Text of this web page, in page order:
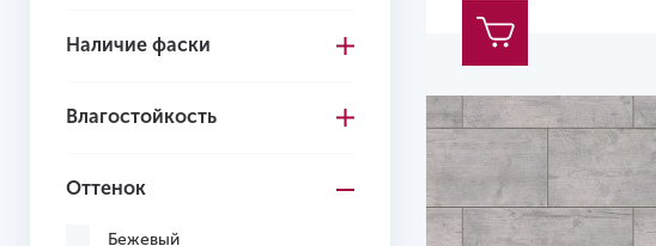
Наличие фаски
Влагостойкость
Оттенок
Бежевый